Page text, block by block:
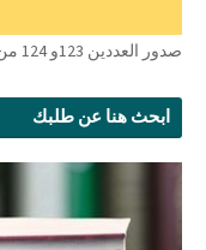
صدور العددين 123و 124 من سلسلة الأبحاث المعمقة بتاريخ 01/09/2024
ابحث هنا عن طلبك